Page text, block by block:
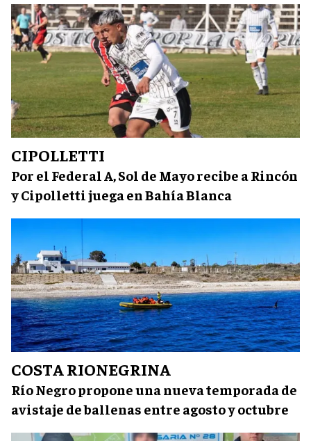
CIPOLLETTI
Por el Federal A, Sol de Mayo recibe a Rincón
y Cipolletti juega en Bahía Blanca
COSTA RIONEGRINA
Río Negro propone una nueva temporada de
avistaje de ballenas entre agosto y octubre